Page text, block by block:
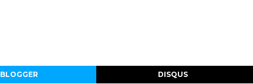
BLOGGER DISQUS